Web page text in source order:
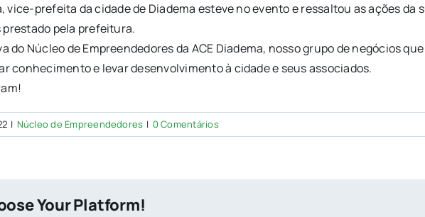
vice-prefeita da cidade de Diadema esteve no evento e ressaltou as ações da
pela prefeitura.
do Núcleo de Empreendedores da ACE Diadema, nosso grupo de negócios
conhecimento e levar desenvolvimento à cidade e seus associados.
| Núcleo de Empreendedores | 0 Comentários
Your Platform!